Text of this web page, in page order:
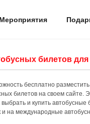
Мероприятия
билетов для
бесплатно
билетов на своем сайте.
и купить автобусные
и на международные